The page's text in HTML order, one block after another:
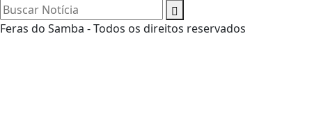
Feras do Samba - Todos os direitos reservados